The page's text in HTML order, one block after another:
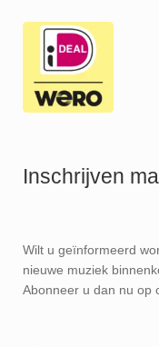
Inschrijven
Wilt u geïnformeerd
nieuwe muziek
Abonneer u dan nu op